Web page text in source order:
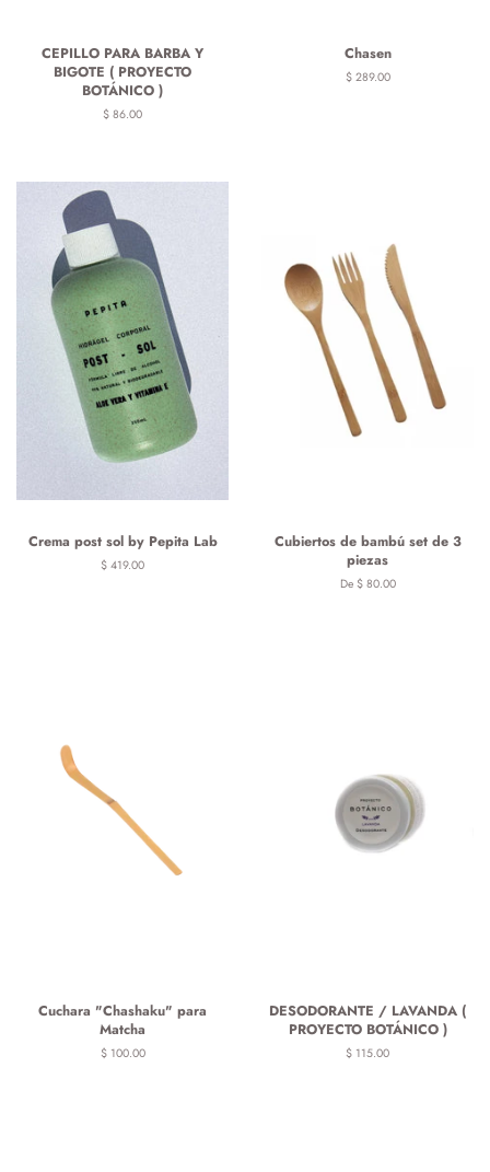
CEPILLO PARA BARBA Y
BIGOTE ( PROYECTO
BOTÁNICO )
Precio
$ 86.00
Chasen
Precio
$ 289.00
Crema post sol by Pepita Lab
Precio
$ 419.00
Cubiertos de bambú set de 3
piezas
De $ 80.00
Cuchara "Chashaku" para
Matcha
Precio
$ 100.00
DESODORANTE / LAVANDA (
PROYECTO BOTÁNICO )
Precio
$ 115.00